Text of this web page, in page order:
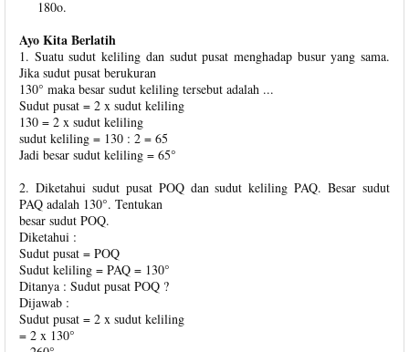
180o.
Ayo Kita Berlatih
1. Suatu sudut keliling dan sudut pusat menghadap busur yang sama.
Jika sudut pusat berukuran
130° maka besar sudut keliling tersebut adalah ...
Sudut pusat = 2 x sudut keliling
130 = 2 x sudut keliling
sudut keliling = 130 : 2 = 65
Jadi besar sudut keliling = 65°
2. Diketahui sudut pusat POQ dan sudut keliling PAQ. Besar sudut
PAQ adalah 130°. Tentukan
besar sudut POQ.
Diketahui :
Sudut pusat = POQ
Sudut keliling = PAQ = 130°
Ditanya : Sudut pusat POQ ?
Dijawab :
Sudut pusat = 2 x sudut keliling
= 2 x 130°